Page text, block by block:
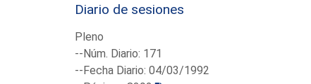
Diario de sesiones
Pleno
--Núm. Diario: 171
--Fecha Diario: 04/03/1992